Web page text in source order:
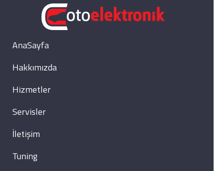
AnaSayfa
Hakkımızda
Hizmetler
Servisler
İletişim
Tuning